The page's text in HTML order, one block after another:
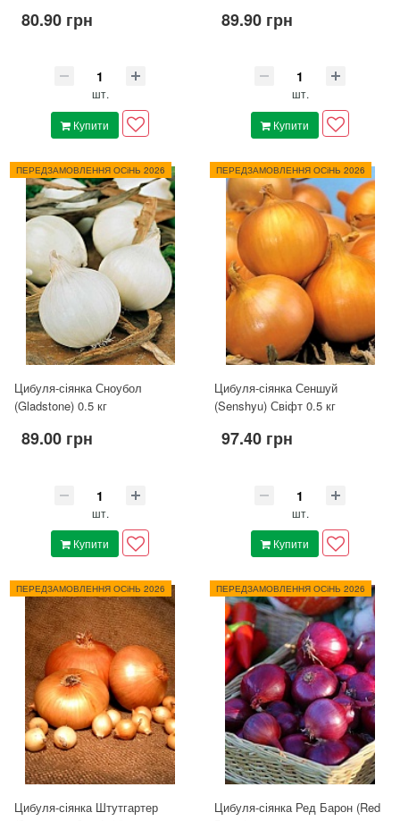
80.90 грн
шт.
Купити
89.90 грн
шт.
Купити
ПЕРЕДЗАМОВЛЕННЯ ОСіНЬ 2026
Цибуля-сіянка Сноубол
(Gladstone) 0.5 кг
89.00 грн
шт.
Купити
ПЕРЕДЗАМОВЛЕННЯ ОСіНЬ 2026
Цибуля-сіянка Сеншуй
(Senshyu) Свіфт 0.5 кг
97.40 грн
шт.
Купити
ПЕРЕДЗАМОВЛЕННЯ ОСіНЬ 2026
Цибуля-сіянка Штутгартер
ПЕРЕДЗАМОВЛЕННЯ ОСіНЬ 2026
Цибуля-сіянка Ред Барон (Red